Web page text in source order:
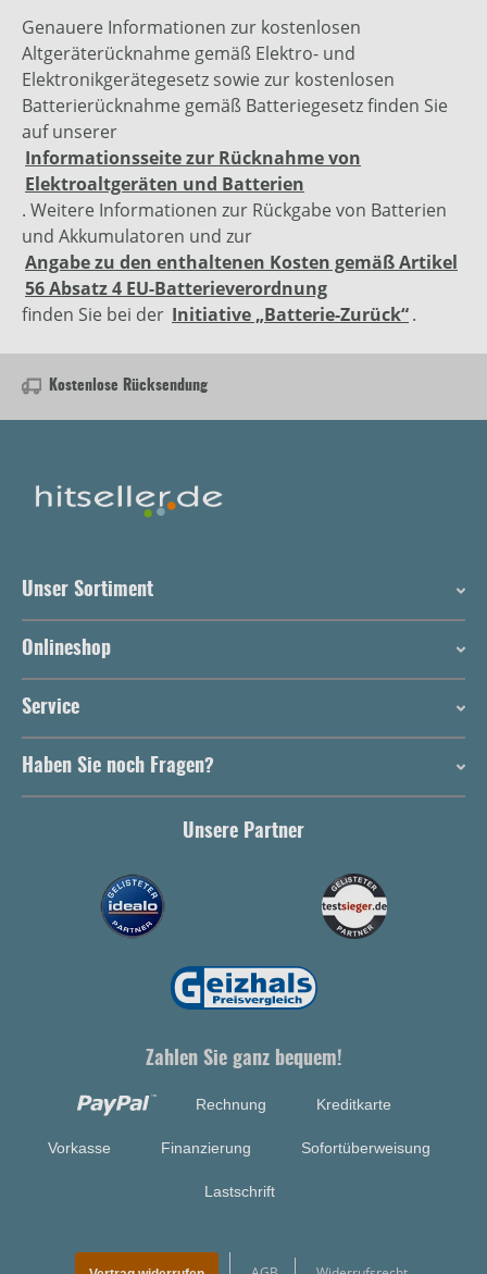
Genauere Informationen zur kostenlosen
Altgeräterücknahme gemäß Elektro- und
Elektronikgerätegesetz sowie zur kostenlosen
Batterierücknahme gemäß Batteriegesetz finden Sie
auf unserer
Informationsseite zur Rücknahme von
Elektroaltgeräten und Batterien
. Weitere Informationen zur Rückgabe von Batterien
und Akkumulatoren und zur
Angabe zu den enthaltenen Kosten gemäß Artikel
56 Absatz 4 EU-Batterieverordnung
finden Sie bei der Initiative „Batterie-Zurück“.
Kostenlose Rücksendung
Unser Sortiment
Onlineshop
Service
Haben Sie noch Fragen?
Unsere Partner
Zahlen Sie ganz bequem!
Rechnung Kreditkarte
Vorkasse Finanzierung Sofortüberweisung
Lastschrift